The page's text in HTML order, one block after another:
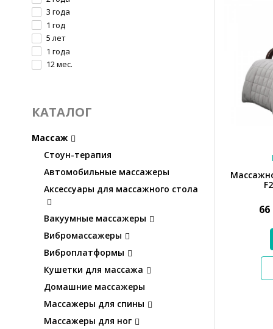
3 года
1 год
5 лет
1 года
12 мес.
КАТАЛОГ
Массаж
Стоун-терапия
Автомобильные массажеры
Аксессуары для массажного стола
Вакуумные массажеры
Вибромассажеры
Виброплатформы
Кушетки для массажа
Домашние массажеры
Массажеры для спины
Массажеры для ног
66